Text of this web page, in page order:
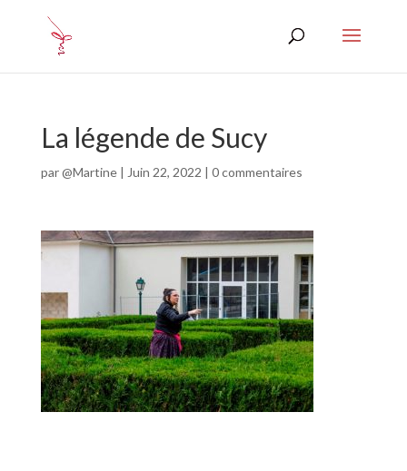
La légende de Sucy
par@Martine| Juin 22, 2022 | 0 commentaires